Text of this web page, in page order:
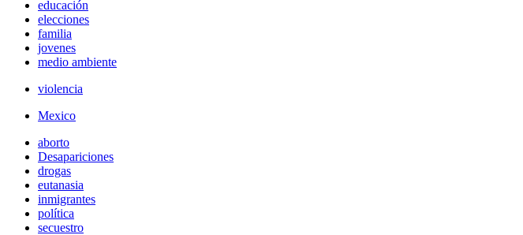
educación
elecciones
familia
jovenes
medio ambiente
violencia
Mexico
aborto
Desapariciones
drogas
eutanasia
inmigrantes
política
secuestro